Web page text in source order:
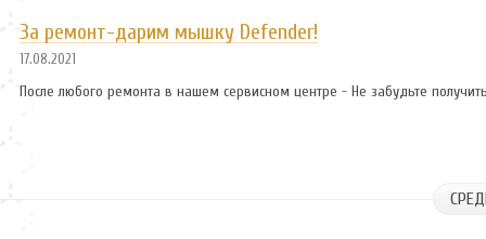
За ремонт-дарим мышку Defender!
17.08.2021
После любого ремонта в нашем сервисном центре - Не забудьте